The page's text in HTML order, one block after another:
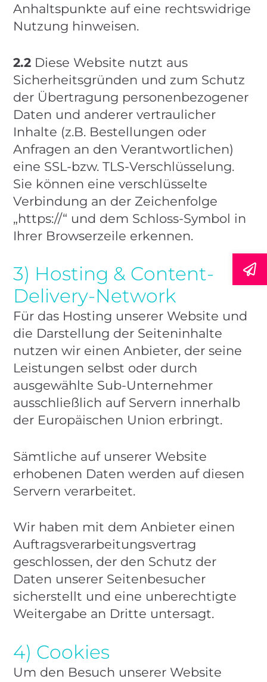
Anhaltspunkte auf eine rechtswidrige
Nutzung hinweisen.
2.2 Diese Website nutzt aus
Sicherheitsgründen und zum Schutz
der Übertragung personenbezogener
Daten und anderer vertraulicher
Inhalte (z.B. Bestellungen oder
Anfragen an den Verantwortlichen)
eine SSL-bzw. TLS-Verschlüsselung.
Sie können eine verschlüsselte
Verbindung an der Zeichenfolge
„https://“ und dem Schloss-Symbol in
Ihrer Browserzeile erkennen.
3) Hosting & Content-
Delivery-Network
Für das Hosting unserer Website und
die Darstellung der Seiteninhalte
nutzen wir einen Anbieter, der seine
Leistungen selbst oder durch
ausgewählte Sub-Unternehmer
ausschließlich auf Servern innerhalb
der Europäischen Union erbringt.
Sämtliche auf unserer Website
erhobenen Daten werden auf diesen
Servern verarbeitet.
Wir haben mit dem Anbieter einen
Auftragsverarbeitungsvertrag
geschlossen, der den Schutz der
Daten unserer Seitenbesucher
sicherstellt und eine unberechtigte
Weitergabe an Dritte untersagt.
4) Cookies
Um den Besuch unserer Website